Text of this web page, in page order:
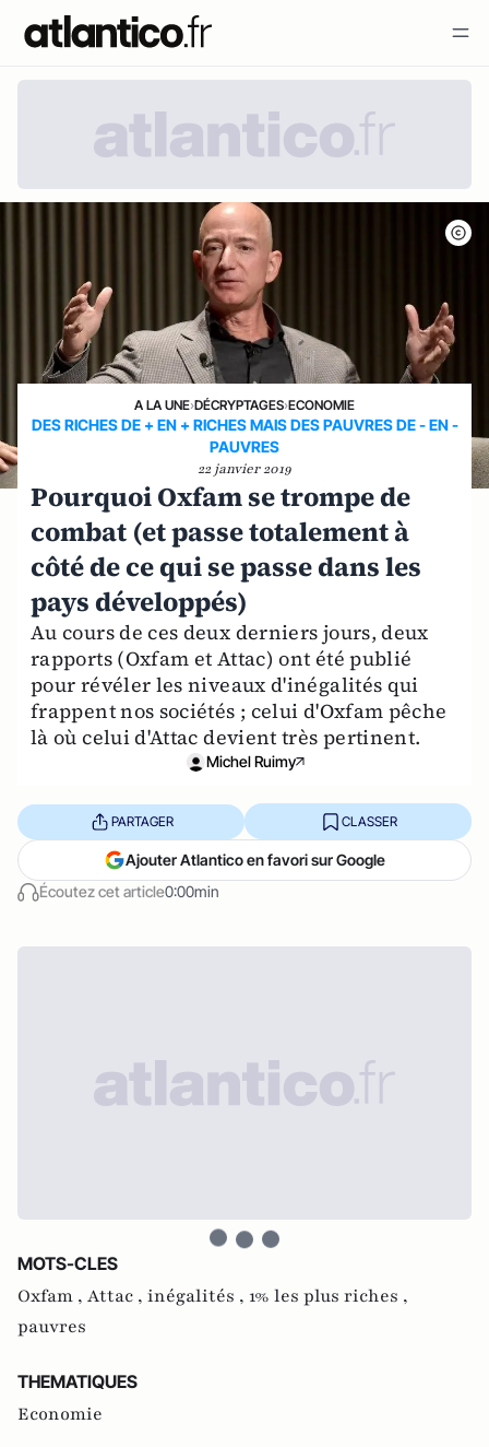
A LA UNE›DÉCRYPTAGES›ECONOMIE
DES RICHES DE + EN + RICHES MAIS DES PAUVRES DE - EN -
PAUVRES
22 janvier 2019
Pourquoi Oxfam se trompe de
combat (et passe totalement à
côté de ce qui se passe dans les
pays développés)
Au cours de ces deux derniers jours, deux
rapports (Oxfam et Attac) ont été publié
pour révéler les niveaux d'inégalités qui
frappent nos sociétés ; celui d'Oxfam pêche
là où celui d'Attac devient très pertinent.
Michel Ruimy
Écoutez cet article0:00min
PARTAGER CLASSER
Ajouter Atlantico en favori sur Google
MOTS-CLES
Oxfam , Attac , inégalités , 1% les plus riches ,
pauvres
THEMATIQUES
Economie